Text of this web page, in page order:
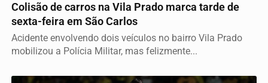
Colisão de carros na Vila Prado marca tarde de
sexta-feira em São Carlos
Acidente envolvendo dois veículos no bairro Vila Prado
mobilizou a Polícia Militar, mas felizmente...